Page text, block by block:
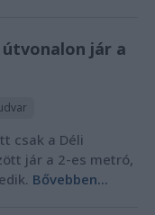
jár a
csak a Déli
jár a 2-es metró,
Bővebben...